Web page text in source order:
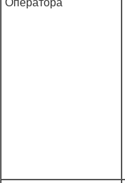
Оператора